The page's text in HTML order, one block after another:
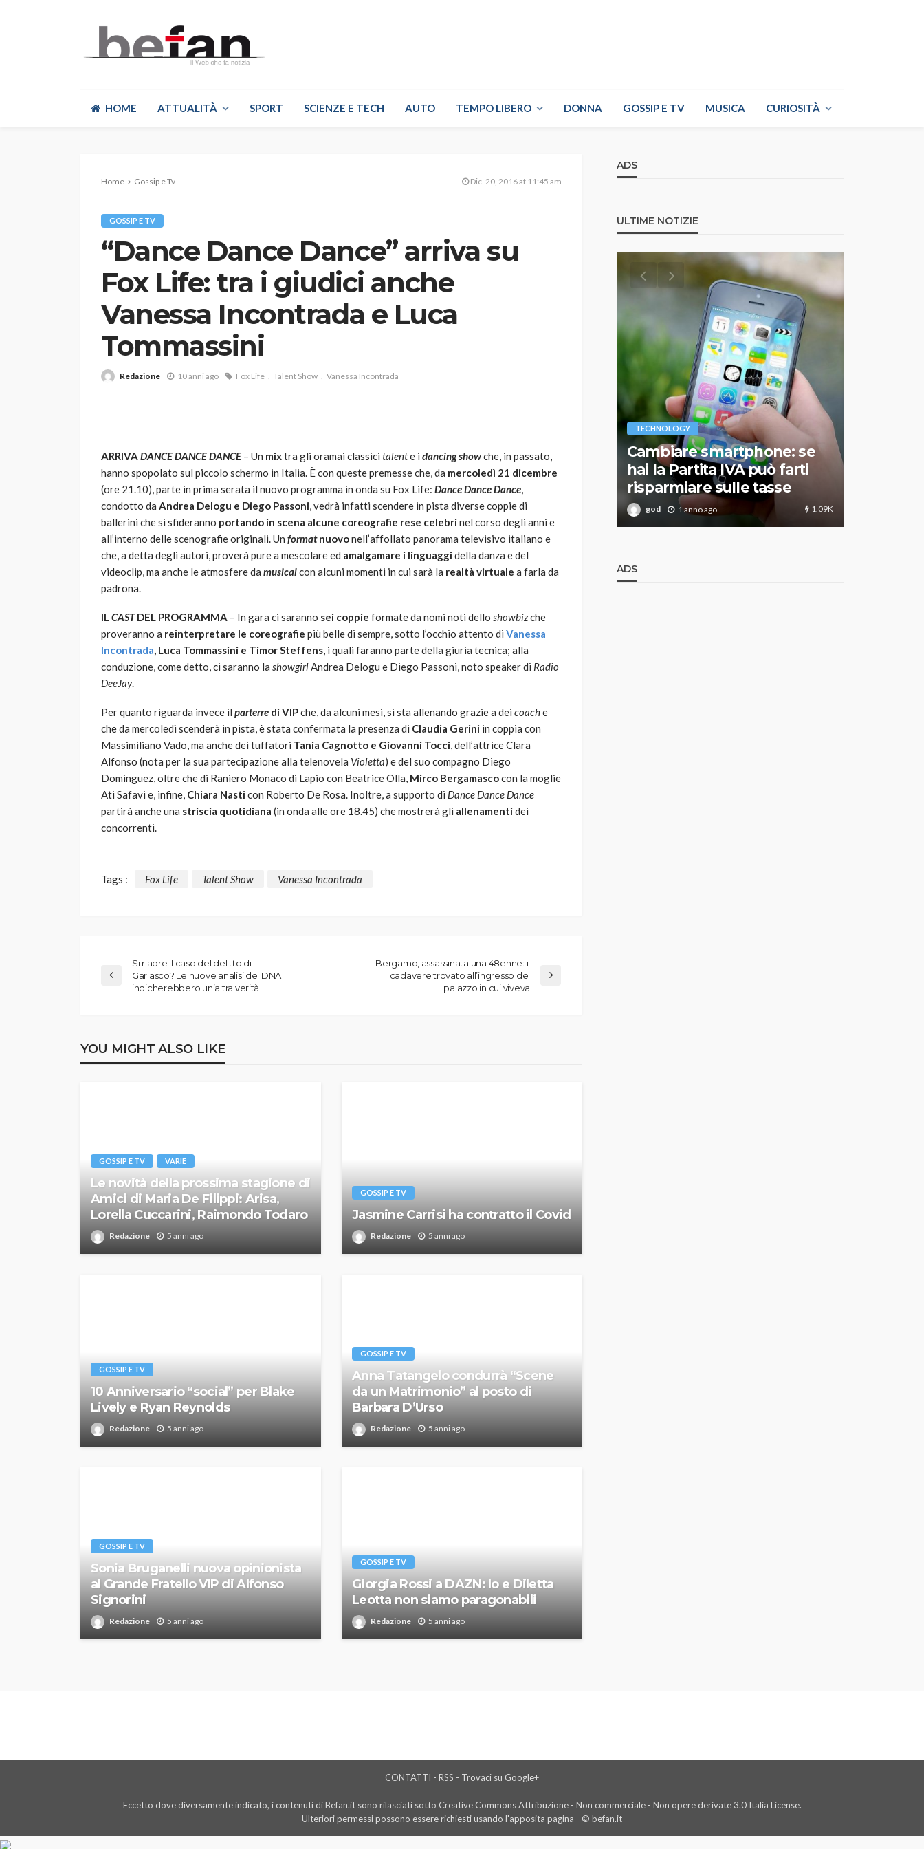
HOME ATTUALITÀ SPORT SCIENZE E TECH AUTO TEMPO LIBERO DONNA GOSSIP E TV MUSICA CURIOSITÀ
Home Gossip e Tv Dic. 20, 2016 at 11:45 am
GOSSIP E TV
“Dance Dance Dance” arriva su
Fox Life: tra i giudici anche
Vanessa Incontrada e Luca
Tommassini
Redazione 10 anni ago Fox Life Talent Show Vanessa Incontrada
ARRIVA DANCE DANCE DANCE– Un mixtra gli oramai classici talente i dancing showche, in passato,
hanno spopolato sul piccolo schermo in Italia. È con queste premesse che, da mercoledì 21 dicembre
(ore 21.10), parte in prima serata il nuovo programma in onda su Fox Life: Dance Dance Dance,
condotto da Andrea Delogu e Diego Passoni, vedrà infatti scendere in pista diverse coppie di
ballerini che si sfideranno portando in scena alcune coreografie rese celebrinel corso degli anni e
all’interno delle scenografie originali. Un formatnuovonell’affollato panorama televisivo italiano e
che, a detta degli autori, proverà pure a mescolare ed amalgamare i linguaggidella danza e del
videoclip, ma anche le atmosfere da musicalcon alcuni momenti in cui sarà la realtà virtuale a farla da
padrona.
ILCASTDEL PROGRAMMA – In gara ci saranno sei coppie formate da nomi noti dello showbizche
proveranno a reinterpretare le coreografie più belle di sempre, sotto l’occhio attento di Vanessa
Incontrada, Luca Tommassini e Timor Steffens, i quali faranno parte della giuria tecnica; alla
conduzione, come detto, ci saranno la showgirlAndrea Delogu e Diego Passoni, noto speaker di Radio
DeeJay.
Per quanto riguarda invece il parterre di VIPche, da alcuni mesi, si sta allenando grazie a dei coache
che da mercoledì scenderà in pista, è stata confermata la presenza di Claudia Gerini in coppia con
Massimiliano Vado, ma anche dei tuffatori Tania Cagnotto e Giovanni Tocci, dell’attrice Clara
Alfonso (nota per la sua partecipazione alla telenovela Violetta) e del suo compagno Diego
Dominguez, oltre che di Raniero Monaco di Lapio con Beatrice Olla, Mirco Bergamascocon la moglie
Ati Safavi e, infine, Chiara Nasticon Roberto De Rosa. Inoltre, a supporto di Dance Dance Dance
partirà anche una striscia quotidiana (in onda alle ore 18.45) che mostrerà gli allenamentidei
concorrenti.
Tags : Fox Life Talent Show Vanessa Incontrada
Si riapre il caso del delitto di
Garlasco? Le nuove analisi del DNA
indicherebbero un’altra verità
Bergamo, assassinata una 48enne: il
cadavere trovato all’ingresso del
palazzo in cui viveva
YOU MIGHT ALSO LIKE
GOSSIP E TV VARIE
Le novità della prossima stagione di
Amici di Maria De Filippi: Arisa,
Lorella Cuccarini, Raimondo Todaro
Redazione 5 anni ago
GOSSIP E TV
Jasmine Carrisi ha contratto il Covid
Redazione 5 anni ago
GOSSIP E TV
10 Anniversario “social” per Blake
Lively e Ryan Reynolds
Redazione 5 anni ago
GOSSIP E TV
Anna Tatangelo condurrà “Scene
da un Matrimonio” al posto di
Barbara D’Urso
Redazione 5 anni ago
GOSSIP E TV
Sonia Bruganelli nuova opinionista
al Grande Fratello VIP di Alfonso
Signorini
Redazione 5 anni ago
GOSSIP E TV
Giorgia Rossi a DAZN: Io e Diletta
Leotta non siamo paragonabili
Redazione 5 anni ago
ADS
ULTIME NOTIZIE
Robot tagliaerba: quale
scegliere per il tuo prato
god 1 anno ago 784
passione per
l’automobilismo
abbracciano la stessa causa
god 9 mesi ago
TECHNOLOGY
Cambiare smartphone: se
hai la Partita IVA può farti
risparmiare sulle tasse
god 1 anno ago 1.09K
ADS
CONTATTI - RSS - Trovaci su Google+
Eccetto dove diversamente indicato, i contenuti di Befan.it sono rilasciati sotto Creative Commons Attribuzione - Non commerciale - Non opere derivate 3.0 Italia License.
Ulteriori permessi possono essere richiesti usando l'apposita pagina - © befan.it